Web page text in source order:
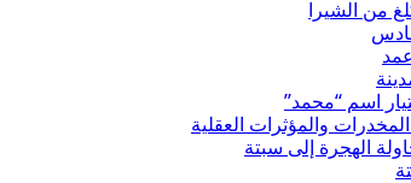
اسم “محمد”
والمؤثرات العقلية
الهجرة إلى سبتة